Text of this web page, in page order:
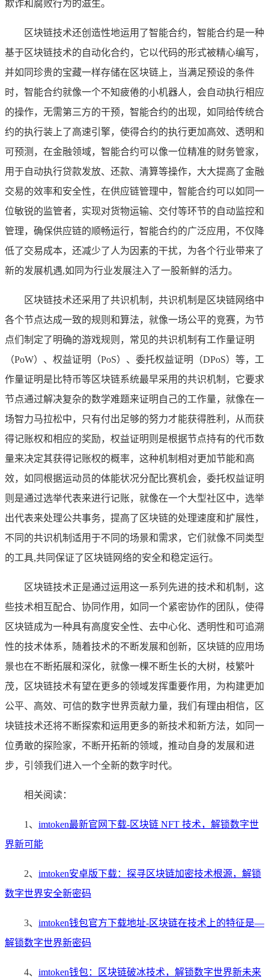
欺诈和腐败行为的滋生。
区块链技术还创造性地运用了智能合约，智能合约是一种
基于区块链技术的自动化合约，它以代码的形式被精心编写，
并如同珍贵的宝藏一样存储在区块链上，当满足预设的条件
时，智能合约就像一个不知疲倦的小机器人，会自动执行相应
的操作，无需第三方的干预，智能合约的出现，如同给传统合
约的执行装上了高速引擎，使得合约的执行更加高效、透明和
可预测，在金融领域，智能合约可以像一位精准的财务管家，
用于自动执行贷款发放、还款、清算等操作，大大提高了金融
交易的效率和安全性，在供应链管理中，智能合约可以如同一
位敏锐的监管者，实现对货物运输、交付等环节的自动监控和
管理，确保供应链的顺畅运行，智能合约的广泛应用，不仅降
低了交易成本，还减少了人为因素的干扰，为各个行业带来了
新的发展机遇,如同为行业发展注入了一股新鲜的活力。
区块链技术还采用了共识机制，共识机制是区块链网络中
各个节点达成一致的规则和算法，就像一场公平的竞赛，为节
点们制定了明确的游戏规则，常见的共识机制有工作量证明
（PoW）、权益证明（PoS）、委托权益证明（DPoS）等，工
作量证明是比特币等区块链系统最早采用的共识机制，它要求
节点通过解决复杂的数学难题来证明自己的工作量，就像在一
场智力马拉松中，只有付出足够的努力才能获得胜利，从而获
得记账权和相应的奖励，权益证明则是根据节点持有的代币数
量来决定其获得记账权的概率，这种机制相对更加节能和高
效，如同根据运动员的体能状况分配比赛机会，委托权益证明
则是通过选举代表来进行记账，就像在一个大型社区中，选举
出代表来处理公共事务，提高了区块链的处理速度和扩展性，
不同的共识机制适用于不同的场景和需求，它们就像不同类型
的工具,共同保证了区块链网络的安全和稳定运行。
区块链技术正是通过运用这一系列先进的技术和机制，这
些技术相互配合、协同作用，如同一个紧密协作的团队，使得
区块链成为一种具有高度安全性、去中心化、透明性和可追溯
性的技术体系，随着技术的不断发展和创新，区块链的应用场
景也在不断拓展和深化，就像一棵不断生长的大树，枝繁叶
茂，区块链技术有望在更多的领域发挥重要作用，为构建更加
公平、高效、可信的数字世界贡献力量，我们有理由相信，区
块链技术还将不断探索和运用更多的新技术和新方法，如同一
位勇敢的探险家，不断开拓新的领域，推动自身的发展和进
步，引领我们进入一个全新的数字时代。
相关阅读：
1、 imtoken最新官网下载-区块链 NFT 技术，解锁数字世
界新可能
2、 imtoken安卓版下载：探寻区块链加密技术根源，解锁
数字世界安全新密码
3、 imtoken钱包官方下载地址-区块链在技术上的特征是—
解锁数字世界新密码
4、 imtoken钱包：区块链破冰技术，解锁数字世界新未来